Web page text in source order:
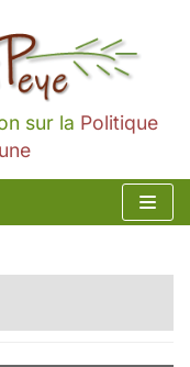
sur la Politique